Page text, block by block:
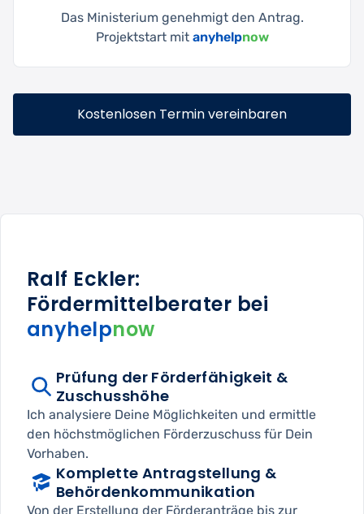
Das Ministerium genehmigt den Antrag.
Projektstart mit anyhelpnow
Kostenlosen Termin vereinbaren
Ralf Eckler:
Fördermittelberater bei
anyhelpnow
Prüfung der Förderfähigkeit &
Zuschusshöhe
Ich analysiere Deine Möglichkeiten und ermittle
den höchstmöglichen Förderzuschuss für Dein
Vorhaben.
Komplette Antragstellung &
Behördenkommunikation
Von der Erstellung der Förderanträge bis zur